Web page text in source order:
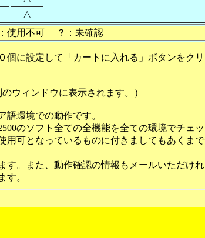
△
使用不可 ？：未確認
に設定して「カートに入れる」ボタンをクリ
のウィンドウに表示されます。）
語環境での動作です。
のソフト全ての全機能を全ての環境でチェッ
用可となっているものに付きましてもあくまで
す。また、動作確認の情報もメールいただけれ
す。